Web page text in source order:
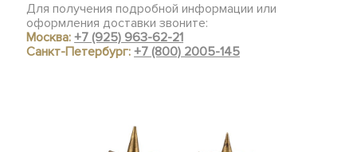
Для получения подробной информации или
оформления доставки звоните:
Москва:+7 (925) 963-62-21
Санкт-Петербург:+7 (800) 2005-145